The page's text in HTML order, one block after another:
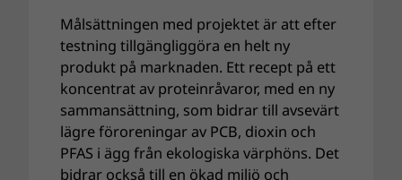
Målsättningen med projektet är att efter
testning tillgängliggöra en helt ny
produkt på marknaden. Ett recept på ett
koncentrat av proteinråvaror, med en ny
sammansättning, som bidrar till avsevärt
lägre föroreningar av PCB, dioxin och
PFAS i ägg från ekologiska värphöns. Det
bidrar också till en ökad miljö och